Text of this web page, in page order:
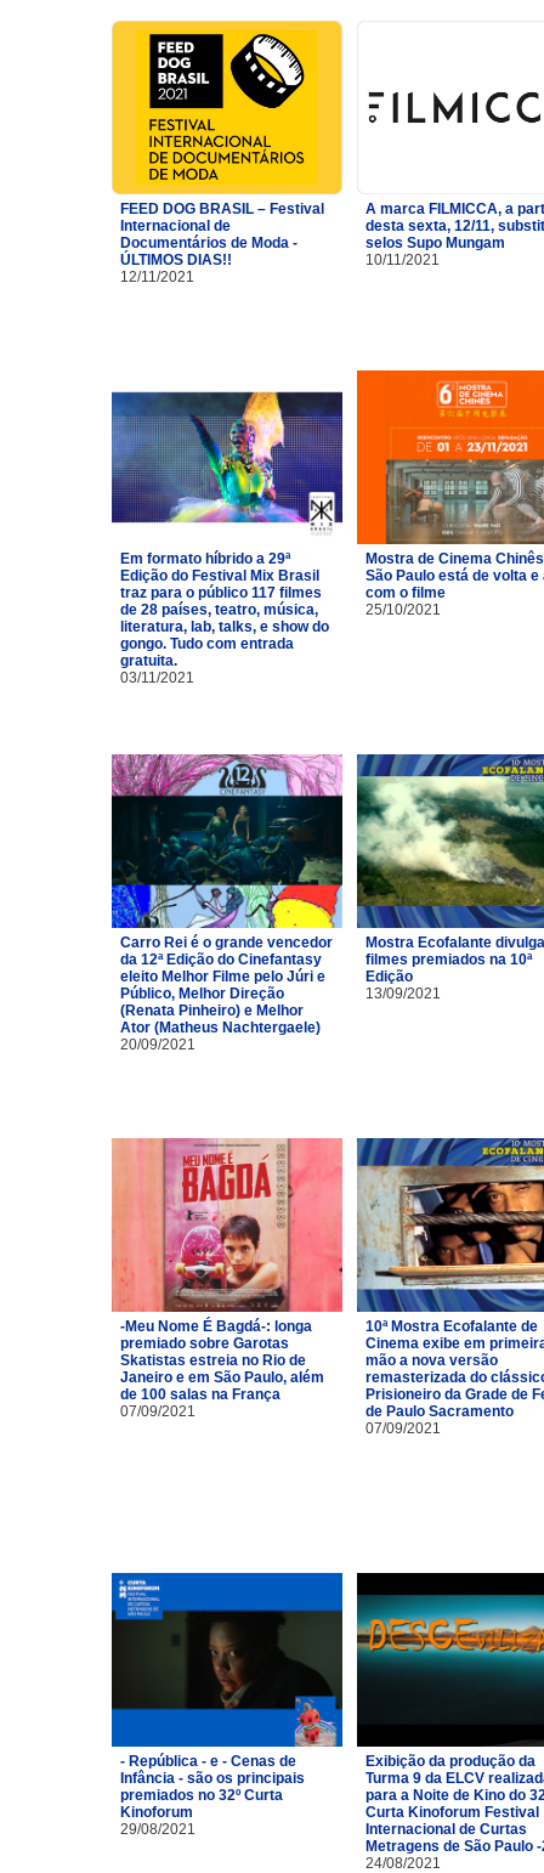
FEED DOG BRASIL – Festival
Internacional de
Documentários de Moda -
ÚLTIMOS DIAS!!
12/11/2021
A marca FILMICCA, a
desta sexta, 12/11,
selos Supo Mungam
10/11/2021
Em formato híbrido a 29ª
Edição do Festival Mix Brasil
traz para o público 117 filmes
de 28 países, teatro, música,
literatura, lab, talks, e show do
gongo. Tudo com entrada
gratuita.
03/11/2021
Mostra de Cinema
São Paulo está de volta e
com o filme
25/10/2021
Carro Rei é o grande vencedor
da 12ª Edição do Cinefantasy
eleito Melhor Filme pelo Júri e
Público, Melhor Direção
(Renata Pinheiro) e Melhor
Ator (Matheus Nachtergaele)
20/09/2021
Mostra Ecofalante
filmes premiados na 10ª
Edição
13/09/2021
-Meu Nome É Bagdá-: longa
premiado sobre Garotas
Skatistas estreia no Rio de
Janeiro e em São Paulo, além
de 100 salas na França
07/09/2021
10ª Mostra Ecofalante de
Cinema exibe em
mão a nova versão
remasterizada do
Prisioneiro da Grade de
de Paulo Sacramento
07/09/2021
- República - e - Cenas de
Infância - são os principais
premiados no 32º Curta
Kinoforum
29/08/2021
Exibição da produção da
Turma 9 da ELCV
para a Noite de Kino do
Curta Kinoforum Festival
Internacional de Curtas
Metragens de São Paulo
24/08/2021